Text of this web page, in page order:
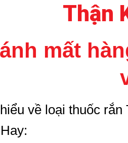
Thận
mất
về loại thuốc